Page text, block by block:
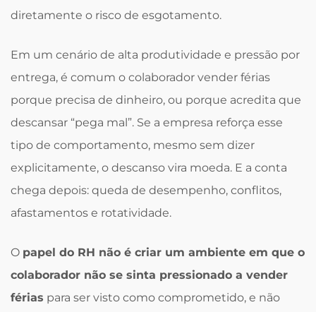
diretamente o risco de esgotamento.
Em um cenário de alta produtividade e pressão por
entrega, é comum o colaborador vender férias
porque precisa de dinheiro, ou porque acredita que
descansar “pega mal”. Se a empresa reforça esse
tipo de comportamento, mesmo sem dizer
explicitamente, o descanso vira moeda. E a conta
chega depois: queda de desempenho, conflitos,
afastamentos e rotatividade.
O papel do RH não é criar um ambiente em que o
colaborador não se sinta pressionado a vender
férias para ser visto como comprometido, e não